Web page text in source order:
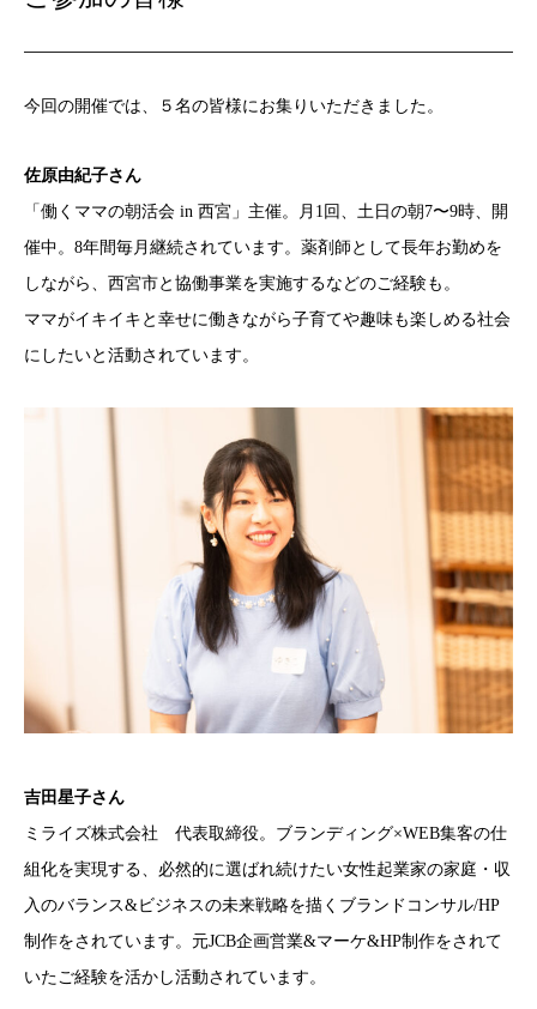
今回の開催では、５名の皆様にお集りいただきました。
佐原由紀子さん
「働くママの朝活会 in 西宮」主催。月1回、土日の朝7〜9時、開
催中。8年間毎月継続されています。薬剤師として長年お勤めを
しながら、西宮市と協働事業を実施するなどのご経験も。
ママがイキイキと幸せに働きながら子育てや趣味も楽しめる社会
にしたいと活動されています。
吉田星子さん
ミライズ株式会社 代表取締役。ブランディング×WEB集客の仕
組化を実現する、必然的に選ばれ続けたい女性起業家の家庭・収
入のバランス&ビジネスの未来戦略を描くブランドコンサル/HP
制作をされています。元JCB企画営業&マーケ&HP制作をされて
いたご経験を活かし活動されています。